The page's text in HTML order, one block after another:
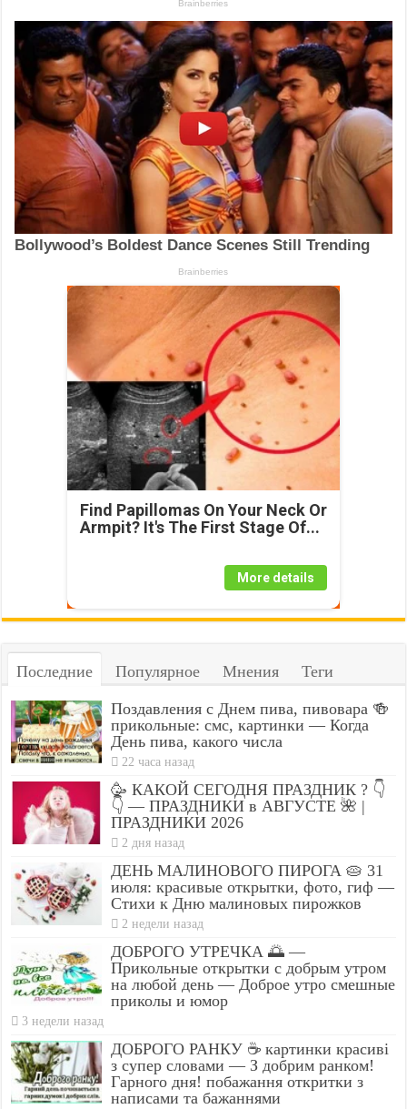
Find Papillomas On Your Neck Or
Armpit? It's The First Stage Of...
More details
Последние Популярное Мнения Теги
Поздавления с Днем пива, пивовара 🍻
прикольные: смс, картинки — Когда
День пива, какого числа
22 часа назад
🥳 КАКОЙ СЕГОДНЯ ПРАЗДНИК ? 👇
👇 — ПРАЗДНИКИ в АВГУСТЕ 🌺 |
ПРАЗДНИКИ 2026
2 дня назад
ДЕНЬ МАЛИНОВОГО ПИРОГА 🥧 31
июля: красивые открытки, фото, гиф —
Стихи к Дню малиновых пирожков
2 недели назад
ДОБРОГО УТРЕЧКА 🌅 —
Прикольные открытки с добрым утром
на любой день — Доброе утро смешные
приколы и юмор
3 недели назад
ДОБРОГО РАНКУ ☕ картинки красиві
з супер словами — З добрим ранком!
Гарного дня! побажання откритки з
написами та бажаннями